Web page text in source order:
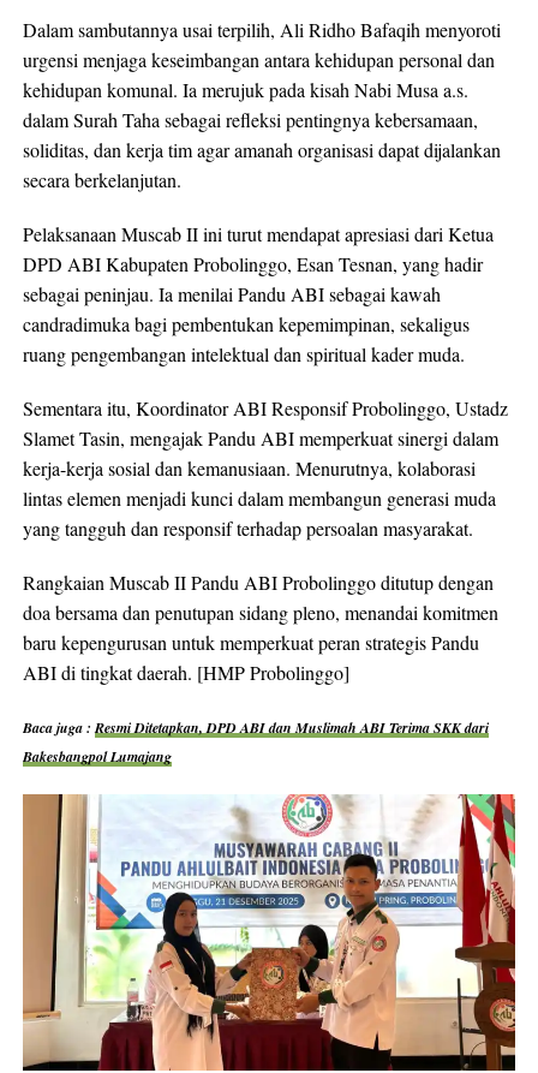
Dalam sambutannya usai terpilih, Ali Ridho Bafaqih menyoroti
urgensi menjaga keseimbangan antara kehidupan personal dan
kehidupan komunal. Ia merujuk pada kisah Nabi Musa a.s.
dalam Surah Taha sebagai refleksi pentingnya kebersamaan,
soliditas, dan kerja tim agar amanah organisasi dapat dijalankan
secara berkelanjutan.
Pelaksanaan Muscab II ini turut mendapat apresiasi dari Ketua
DPD ABI Kabupaten Probolinggo, Esan Tesnan, yang hadir
sebagai peninjau. Ia menilai Pandu ABI sebagai kawah
candradimuka bagi pembentukan kepemimpinan, sekaligus
ruang pengembangan intelektual dan spiritual kader muda.
Sementara itu, Koordinator ABI Responsif Probolinggo, Ustadz
Slamet Tasin, mengajak Pandu ABI memperkuat sinergi dalam
kerja-kerja sosial dan kemanusiaan. Menurutnya, kolaborasi
lintas elemen menjadi kunci dalam membangun generasi muda
yang tangguh dan responsif terhadap persoalan masyarakat.
Rangkaian Muscab II Pandu ABI Probolinggo ditutup dengan
doa bersama dan penutupan sidang pleno, menandai komitmen
baru kepengurusan untuk memperkuat peran strategis Pandu
ABI di tingkat daerah. [HMP Probolinggo]
Baca juga :Resmi Ditetapkan, DPD ABI dan Muslimah ABI Terima SKK dari
Bakesbangpol Lumajang